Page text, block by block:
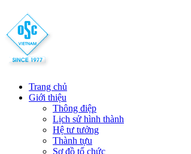
Trang chủ
Giới thiệu
Thông điệp
Lịch sử hình thành
Hệ tư tưởng
Thành tựu
Sơ đồ tổ chức